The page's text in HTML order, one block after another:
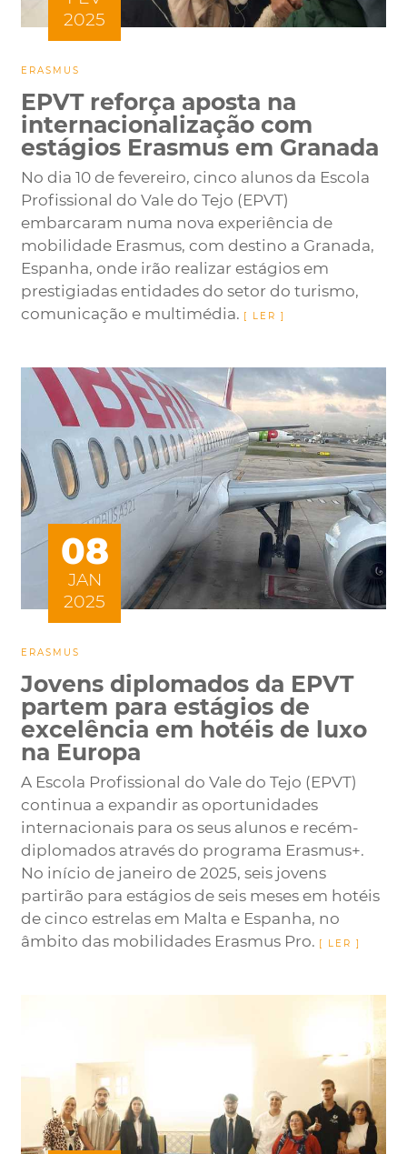
2025
ERASMUS
EPVT reforça aposta na
internacionalização com
estágios Erasmus em Granada
No dia 10 de fevereiro, cinco alunos da Escola
Profissional do Vale do Tejo (EPVT)
embarcaram numa nova experiência de
mobilidade Erasmus, com destino a Granada,
Espanha, onde irão realizar estágios em
prestigiadas entidades do setor do turismo,
comunicação e multimédia.
08
JAN
2025
ERASMUS
Jovens diplomados da EPVT
partem para estágios de
excelência em hotéis de luxo
na Europa
A Escola Profissional do Vale do Tejo (EPVT)
continua a expandir as oportunidades
internacionais para os seus alunos e recém-
diplomados através do programa Erasmus+.
No início de janeiro de 2025, seis jovens
partirão para estágios de seis meses em hotéis
de cinco estrelas em Malta e Espanha, no
âmbito das mobilidades Erasmus Pro.